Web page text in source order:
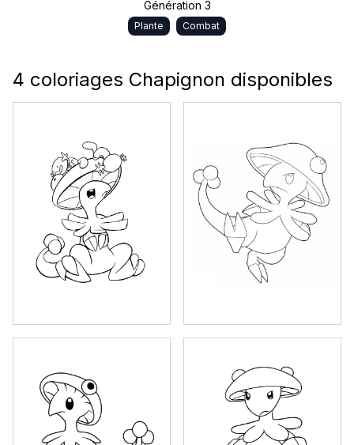
Génération 3
Plante Combat
4 coloriages Chapignon disponibles